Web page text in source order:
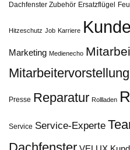
Dachfenster Zubehör Ersatzflügel
Hitzeschutz Job Karriere
Marketing Medienecho
Mitarbeitervorstellung
Presse Reparatur Rollladen
Service Service-Experte